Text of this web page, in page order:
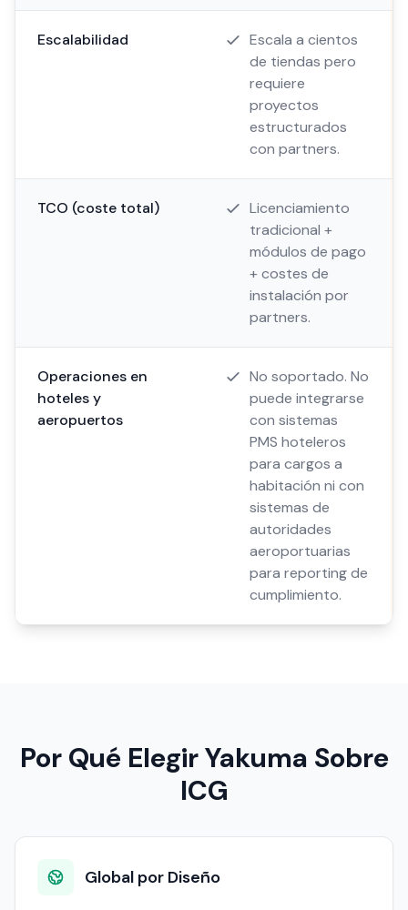
Escalabilidad
Escala a cientos
de tiendas pero
requiere
proyectos
estructurados
con partners.
TCO (coste total)
Licenciamiento
tradicional +
módulos de pago
+ costes de
instalación por
partners.
Operaciones en
hoteles y
aeropuertos
No soportado. No
puede integrarse
con sistemas
PMS hoteleros
para cargos a
habitación ni con
sistemas de
autoridades
aeroportuarias
para reporting de
cumplimiento.
Por Qué Elegir Yakuma Sobre
ICG
Global por Diseño